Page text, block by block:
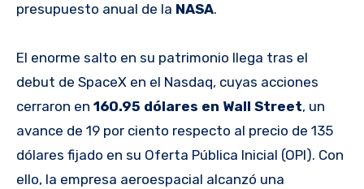
presupuesto anual de la NASA.
El enorme salto en su patrimonio llega tras el
debut de SpaceX en el Nasdaq, cuyas acciones
cerraron en 160.95 dólares en Wall Street, un
avance de 19 por ciento respecto al precio de 135
dólares fijado en su Oferta Pública Inicial (OPI). Con
ello, la empresa aeroespacial alcanzó una